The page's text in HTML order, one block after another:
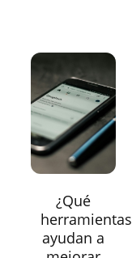
¿Qué
herramientas
ayudan a